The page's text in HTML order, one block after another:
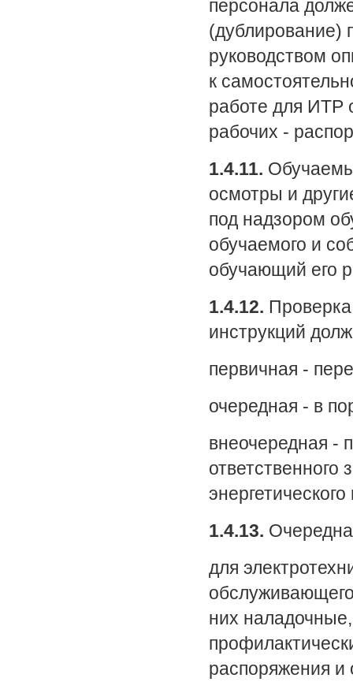
персонала
(дублирование)
руководством
к
работе для ИТР
рабочих -
1.4.11.
осмотры и
под надзором
обучаемого и
обучающий его
1.4.12.
инструкций
первичная -
очередная - в
внеочередная -
ответственного
1.4.13.
для
них
распоряжения и